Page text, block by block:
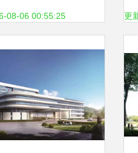
08-06 00:55:25 更